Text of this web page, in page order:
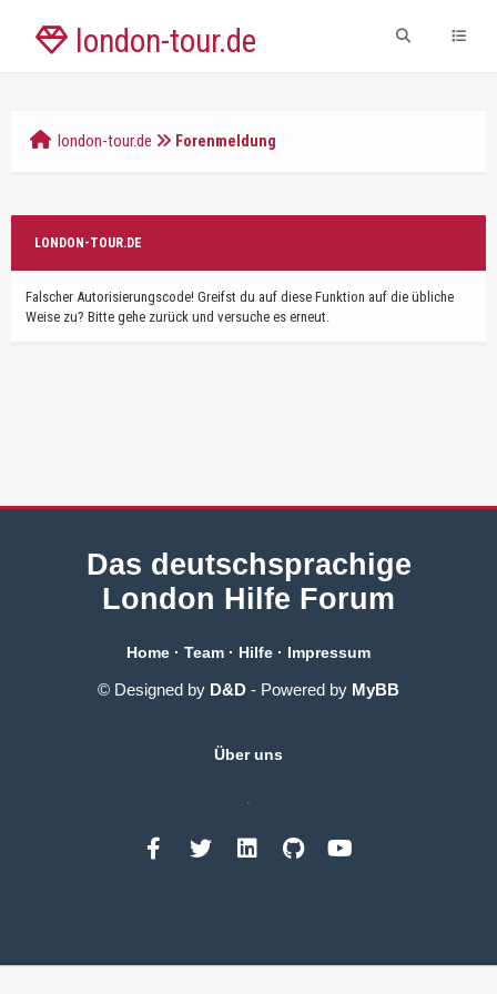
london-tour.de
london-tour.de Forenmeldung
LONDON-TOUR.DE
Falscher Autorisierungscode! Greifst du auf diese Funktion auf die übliche
Weise zu? Bitte gehe zurück und versuche es erneut.
Das deutschsprachige
London Hilfe Forum
Home · Team · Hilfe · Impressum
© Designed by D&D - Powered by MyBB
Über uns
.